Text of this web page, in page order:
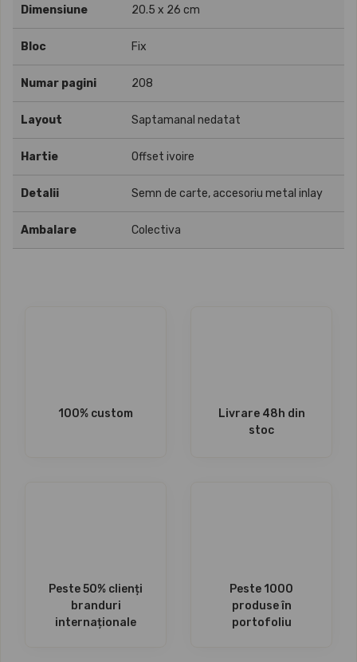
Dimensiune 20.5 x 26 cm
Bloc Fix
Numar pagini 208
Layout Saptamanal nedatat
Hartie Offset ivoire
Detalii Semn de carte, accesoriu metal inlay
Ambalare Colectiva
100% custom
Livrare 48h din
stoc
Peste 50% clienți
branduri
internaționale
Peste 1000
produse în
portofoliu